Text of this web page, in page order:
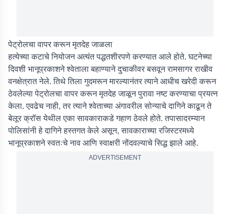
पेट्रोलचा वापर करून मृतदेह जाळला
हत्येच्या कटाचे नियोजन अत्यंत पद्धतशीरपणे करण्यात आले होते. घटनेच्या
दिवशी भानूप्रकाशने श्वेताला बहाण्याने दुचाकीवर बसवून रामसागर राखीव
वनक्षेत्रात नेले. तिथे तिला गुदमरून मारल्यानंतर त्याने आधीच खरेदी करून
ठेवलेल्या पेट्रोलचा वापर करून मृतदेह जाळून पुरावा नष्ट करण्याचा प्रयत्न
केला. एवढेच नाही, तर त्याने श्वेताच्या अंगावरील सोन्याचे दागिने काढून ते
बेलूर क्रॉस येथील एका सावकाराकडे गहाण ठेवले होते. तपासादरम्यान
पोलिसांनी हे दागिने हस्तगत केले असून, सावकाराच्या रजिस्टरमध्ये
भानूप्रकाशने स्वतःचे नाव आणि स्वाक्षरी नोंदवल्याचे सिद्ध झाले आहे.
ADVERTISEMENT